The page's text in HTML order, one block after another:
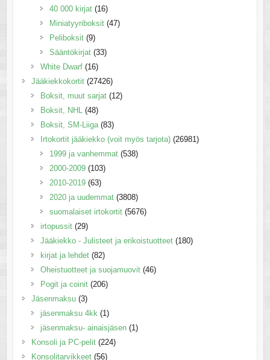
40 000 kirjat (16)
Miniatyyriboksit (47)
Peliboksit (9)
Sääntökirjat (33)
White Dwarf (16)
Jääkiekkokortit (27426)
Boksit, muut sarjat (12)
Boksit, NHL (48)
Boksit, SM-Liiga (83)
Irtokortit jääkiekko (voit myös tarjota) (26981)
1999 ja vanhemmat (538)
2000-2009 (103)
2010-2019 (63)
2020 ja uudemmat (3808)
suomalaiset irtokortit (5676)
irtopussit (29)
Jääkiekko - Julisteet ja erikoistuotteet (180)
kirjat ja lehdet (82)
Oheistuotteet ja suojamuovit (46)
Pogit ja coinit (206)
Jäsenmaksu (3)
jäsenmaksu 4kk (1)
jäsenmaksu- ainaisjäsen (1)
Konsoli ja PC-pelit (224)
Konsolitarvikkeet (56)